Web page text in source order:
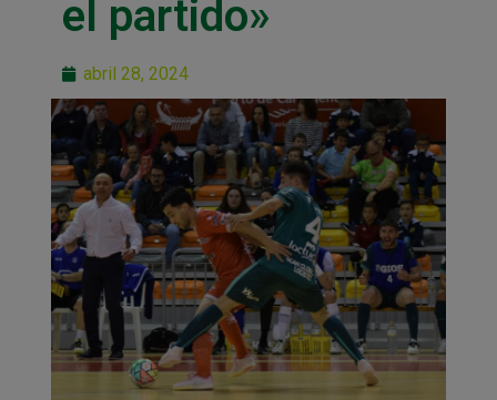
el partido»
abril 28, 2024